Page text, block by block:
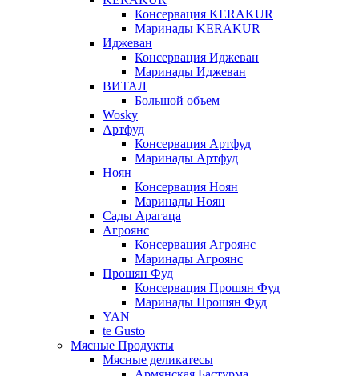
Консервация KERAKUR
Маринады KERAKUR
Иджеван
Консервация Иджеван
Маринады Иджеван
ВИТАЛ
Большой объем
Wosky
Артфуд
Консервация Артфуд
Маринады Артфуд
Ноян
Консервация Ноян
Маринады Ноян
Сады Арагаца
Агроянс
Консервация Агроянс
Маринады Агроянс
Прошян Фуд
Консервация Прошян Фуд
Маринады Прошян Фуд
YAN
te Gusto
Мясные Продукты
Мясные деликатесы